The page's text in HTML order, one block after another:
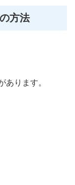
方法
あります。